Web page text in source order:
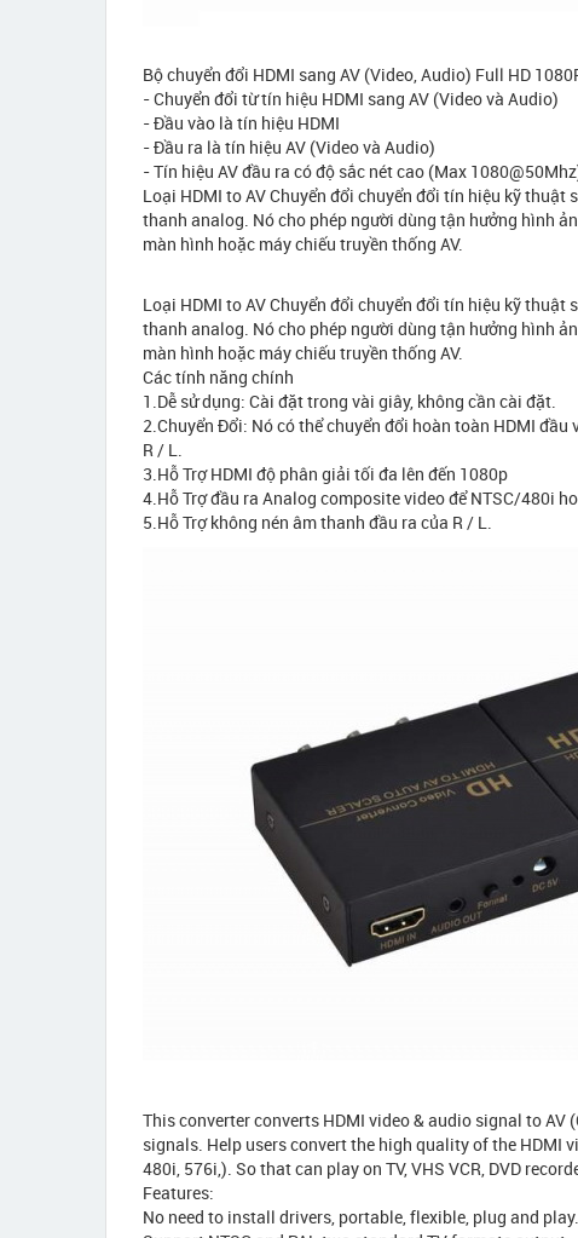
Bộ chuyển đổi HDMI sang AV (Video, Audio) Full HD
- Chuyển đổi từ tín hiệu HDMI sang AV (Video và Audio)
- Đầu vào là tín hiệu HDMI
- Đầu ra là tín hiệu AV (Video và Audio)
- Tín hiệu AV đầu ra có độ sắc nét cao (Max
Loại HDMI to AV Chuyển đổi chuyển đổi tín hiệu kỹ
thanh analog. Nó cho phép người dùng tận hưởng hình
màn hình hoặc máy chiếu truyền thống AV.
Loại HDMI to AV Chuyển đổi chuyển đổi tín hiệu kỹ
thanh analog. Nó cho phép người dùng tận hưởng hình
màn hình hoặc máy chiếu truyền thống AV.
Các tính năng chính
1.Dễ sử dụng: Cài đặt trong vài giây, không cần cài đặt.
2.Chuyển Đổi: Nó có thể chuyển đổi hoàn toàn HDMI
R / L.
3.Hỗ Trợ HDMI độ phân giải tối đa lên đến 1080p
4.Hỗ Trợ đầu ra Analog composite video để NTSC/480i
5.Hỗ Trợ không nén âm thanh đầu ra của R / L.
This converter converts HDMI video & audio signal to
signals. Help users convert the high quality of the
480i, 576i,). So that can play on TV, VHS VCR, DVD
Features:
No need to install drivers, portable, flexible, plug and play.